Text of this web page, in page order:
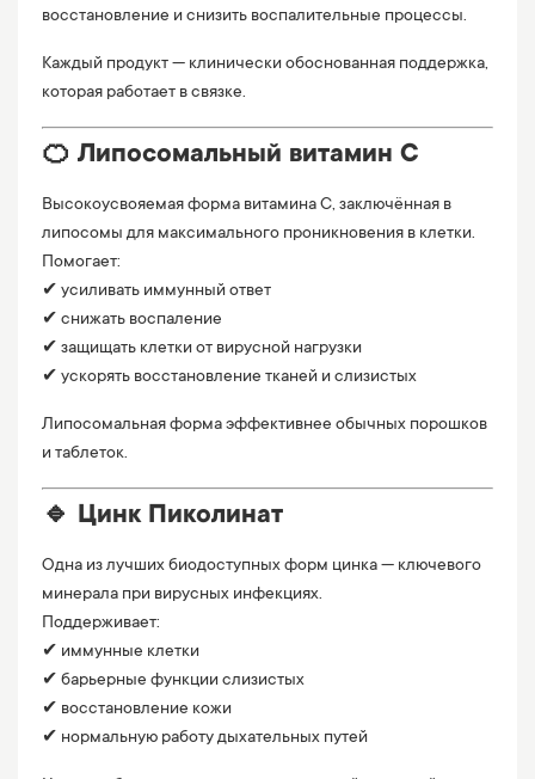
восстановление и снизить воспалительные процессы.
Каждый продукт — клинически обоснованная поддержка,
которая работает в связке.
🍊 Липосомальный витамин C
Высокоусвояемая форма витамина С, заключённая в
липосомы для максимального проникновения в клетки.
Помогает:
✔ усиливать иммунный ответ
✔ снижать воспаление
✔ защищать клетки от вирусной нагрузки
✔ ускорять восстановление тканей и слизистых
Липосомальная форма эффективнее обычных порошков
и таблеток.
🔹 Цинк Пиколинат
Одна из лучших биодоступных форм цинка — ключевого
минерала при вирусных инфекциях.
Поддерживает:
✔ иммунные клетки
✔ барьерные функции слизистых
✔ восстановление кожи
✔ нормальную работу дыхательных путей